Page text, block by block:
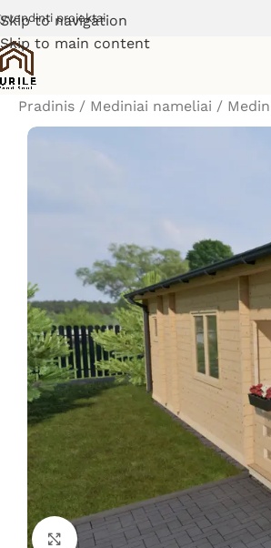
Skip to navigation
Skip to main content
projektai
Pradinis / Mediniai nameliai /
Padidinti vaizdą